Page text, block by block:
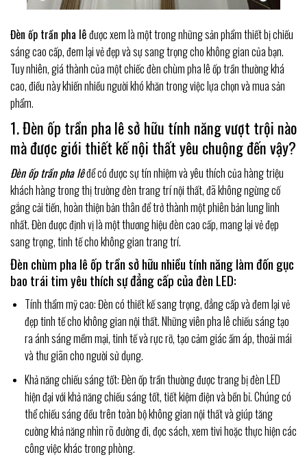
Đèn ốp trần pha lêđược xem là một trong những sản phẩm thiết bị chiếu
sáng cao cấp, đem lại vẻ đẹp và sự sang trọng cho không gian của bạn.
Tuy nhiên, giá thành của một chiếc đèn chùm pha lê ốp trần thường khá
cao, điều này khiến nhiều người khó khăn trong việc lựa chọn và mua sản
phẩm.
1. Đèn ốp trần pha lê sở hữu tính năng vượt trội nào
mà được giới thiết kế nội thất yêu chuộng đến vậy?
Đèn ốp trần pha lêđể có được sự tín nhiệm và yêu thích của hàng triệu
khách hàng trong thị trường đèn trang trí nội thất, đã không ngừng cố
gắng cải tiến, hoàn thiện bản thân để trở thành một phiên bản lung linh
nhất. Đèn được định vị là một thương hiệu đèn cao cấp, mang lại vẻ đẹp
sang trọng, tinh tế cho không gian trang trí.
Đèn chùm pha lê ốp trần sở hữu nhiều tính năng làm đốn gục
bao trái tim yêu thích sự đẳng cấp của đèn LED:
Tính thẩm mỹ cao: Đèn có thiết kế sang trọng, đẳng cấp và đem lại vẻ
đẹp tinh tế cho không gian nội thất. Những viên pha lê chiếu sáng tạo
ra ánh sáng mềm mại, tinh tế và rực rỡ, tạo cảm giác ấm áp, thoải mái
và thư giãn cho người sử dụng.
Khả năng chiếu sáng tốt: Đèn ốp trần thường được trang bị đèn LED
hiện đại với khả năng chiếu sáng tốt, tiết kiệm điện và bền bỉ. Chúng có
thể chiếu sáng đều trên toàn bộ không gian nội thất và giúp tăng
cường khả năng nhìn rõ đường đi, đọc sách, xem tivi hoặc thực hiện các
công việc khác trong phòng.